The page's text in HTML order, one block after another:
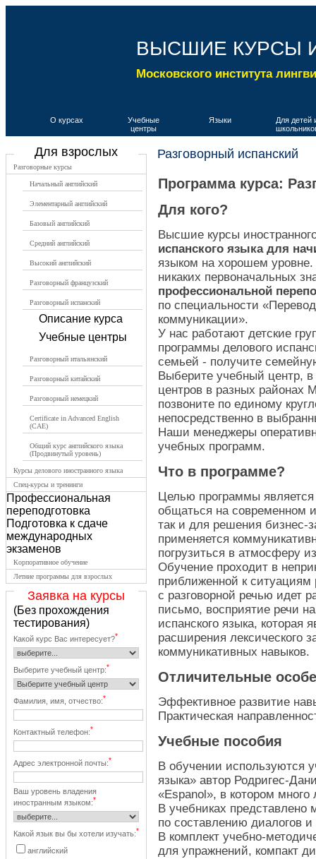
ВЫСШИЕ КУРСЫ
Московского института
О курсах
Учебные
центры
Языки
Для детей
Для взрослых
Разговорные курсы
Начальный английский
Элементарный английский
Базовый английский
Средний английский
Высокий английский
Разговорный французский
Разговорный испанский
Описание курса
Учебные центры
Разговорный итальянский
Разговорный китайский
Разговорный немецкий
Certificate in Advanced English
(CAE)
Общий курс английского языка
(Продвинутый уровень)
Курсы делового иностранного языка
Спец-курсы и тренинги
Профессиональная
переподготовка
Подготовка к сдаче
международных
экзаменов
Корпоративное обучение
Летние программы для взрослых
Заявка на курсы
(Без прохождения
тестирования)
Какой курс Вас интересует?*
Выберите учебный центр:*
Фамилия, имя, отчество:*
Контактный телефон:*
Адрес электронной почты:*
Ваш уровень владения
иностранным языком:*
Какой язык вы бы хотели изучать:*
английский
Разговорный испанский
Программа курса:
Для кого?
Высшие курсы
испанского языка для
языком на хорошем
никаких первоначальных
профессиональной
по специальности
коммуникации».
У нас работают детские
программы делового
семьей - получите
Выберите учебный центр,
центров в разных
позвоните по единому
непосредственно в
Наши менеджеры
учебных программ.
Что в программе?
Целью программы
общаться на современном
так и для решения бизнес-
применяется
погрузиться в атмосферу
Обучение проходит в
приближенной к
с разговорной речью идет
письмо, восприятие речи
испанского языка, которая
расширения лексического
коммуникативных навыков.
Отличительные
Эффективное развитие
Практическая
Учебные пособия
В обучении используются
языка» автор Родригес-
«Espanol», в котором
В учебниках представлено
по составлению диалогов
В комплект учебно-
для упражнений, компакт